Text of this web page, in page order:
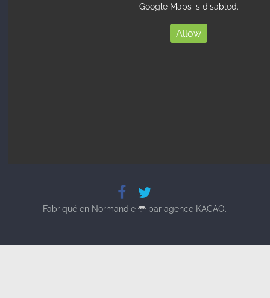
Google Maps is disabled.
Allow
Fabriqué en Normandie paragence KACAO.